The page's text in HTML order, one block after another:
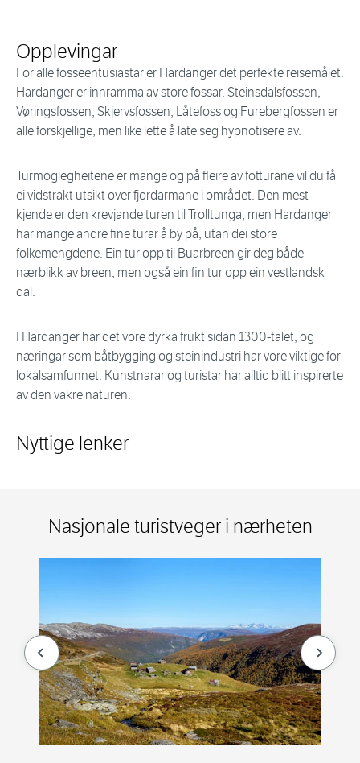
Opplevingar
For alle fosseentusiastar er Hardanger det perfekte reisemålet.
Hardanger er innramma av store fossar. Steinsdalsfossen,
Vøringsfossen, Skjervsfossen, Låtefoss og Furebergfossen er
alle forskjellige, men like lette å late seg hypnotisere av.
Turmoglegheitene er mange og på fleire av fotturane vil du få
ei vidstrakt utsikt over fjordarmane i området. Den mest
kjende er den krevjande turen til Trolltunga, men Hardanger
har mange andre fine turar å by på, utan dei store
folkemengdene. Ein tur opp til Buarbreen gir deg både
nærblikk av breen, men også ein fin tur opp ein vestlandsk
dal.
I Hardanger har det vore dyrka frukt sidan 1300-talet, og
næringar som båtbygging og steinindustri har vore viktige for
lokalsamfunnet. Kunstnarar og turistar har alltid blitt inspirerte
av den vakre naturen.
Nyttige lenker
Nasjonale turistveger i nærheten
null null